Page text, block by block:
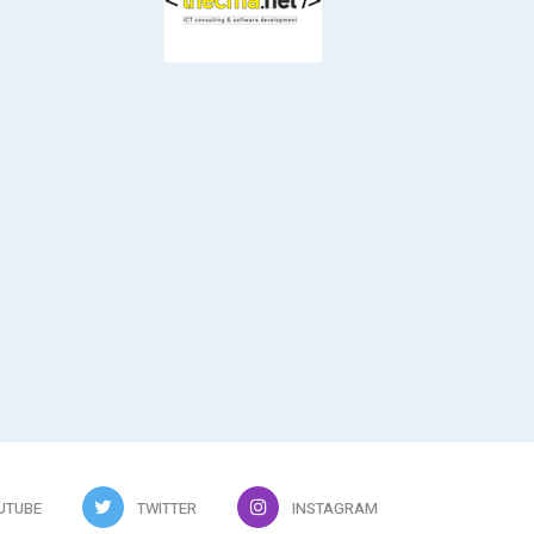
TWITTER INSTAGRAM